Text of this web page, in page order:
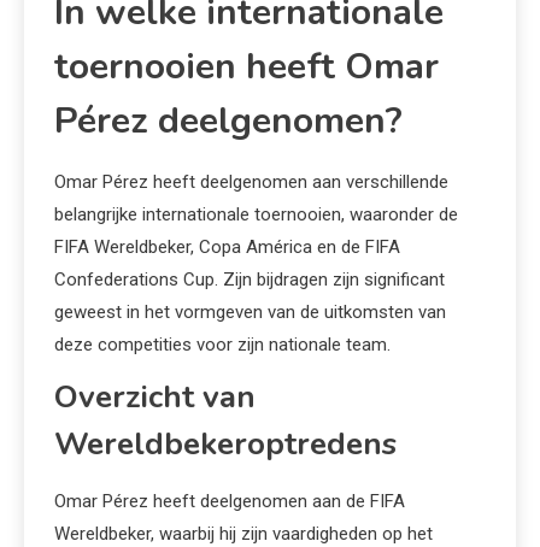
In welke internationale
toernooien heeft Omar
Pérez deelgenomen?
Omar Pérez heeft deelgenomen aan verschillende
belangrijke internationale toernooien, waaronder de
FIFA Wereldbeker, Copa América en de FIFA
Confederations Cup. Zijn bijdragen zijn significant
geweest in het vormgeven van de uitkomsten van
deze competities voor zijn nationale team.
Overzicht van
Wereldbekeroptredens
Omar Pérez heeft deelgenomen aan de FIFA
Wereldbeker, waarbij hij zijn vaardigheden op het